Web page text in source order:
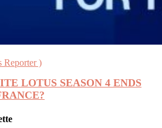
Reporter )
LOTUS SEASON 4 ENDS